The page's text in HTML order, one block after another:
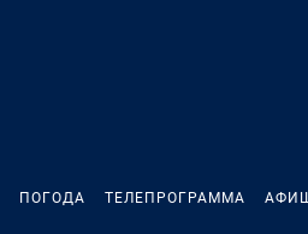
ПОГОДА ТЕЛЕПРОГРАММА